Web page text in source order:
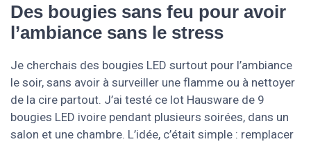
Des bougies sans feu pour avoir
l’ambiance sans le stress
Je cherchais des bougies LED surtout pour l’ambiance
le soir, sans avoir à surveiller une flamme ou à nettoyer
de la cire partout. J’ai testé ce lot Hausware de 9
bougies LED ivoire pendant plusieurs soirées, dans un
salon et une chambre. L’idée, c’était simple : remplacer